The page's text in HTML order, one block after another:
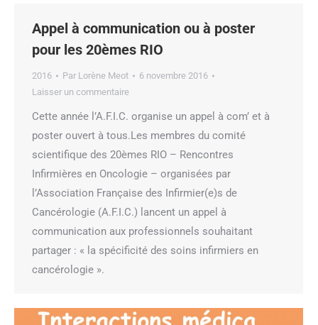
Appel à communication ou à poster
pour les 20èmes RIO
2016 Par Lorène Meot
6 novembre 2016
Laisser un commentaire
Cette année l’A.F.I.C. organise un appel à com’ et à
poster ouvert à tous.Les membres du comité
scientifique des 20èmes RIO – Rencontres
Infirmières en Oncologie – organisées par
l’Association Française des Infirmier(e)s de
Cancérologie (A.F.I.C.) lancent un appel à
communication aux professionnels souhaitant
partager : « la spécificité des soins infirmiers en
cancérologie ».